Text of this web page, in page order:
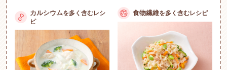
カルシウムを多く含むレシ
ピ
食物繊維を多く含むレシピ